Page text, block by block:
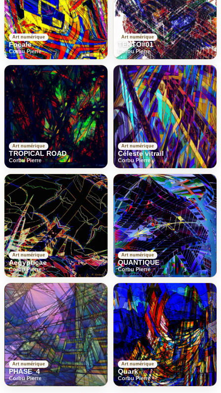
Art numérique
Focale
Corbu Pierre
Art numérique
TEKTO#01
Corbu Pierre
Art numérique
TROPICAL ROAD
Corbu Pierre
Art numérique
Céleste vitrail
Corbu Pierre
Art numérique
Aegypticae
Corbu Pierre
Art numérique
QUANTIQUE
Corbu Pierre
Art numérique
PHASE_4
Corbu Pierre
Art numérique
Quark
Corbu Pierre